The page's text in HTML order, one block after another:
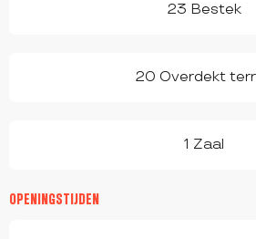
23 Bestek
20 Overdekt
1 Zaal
OPENINGSTIJDEN